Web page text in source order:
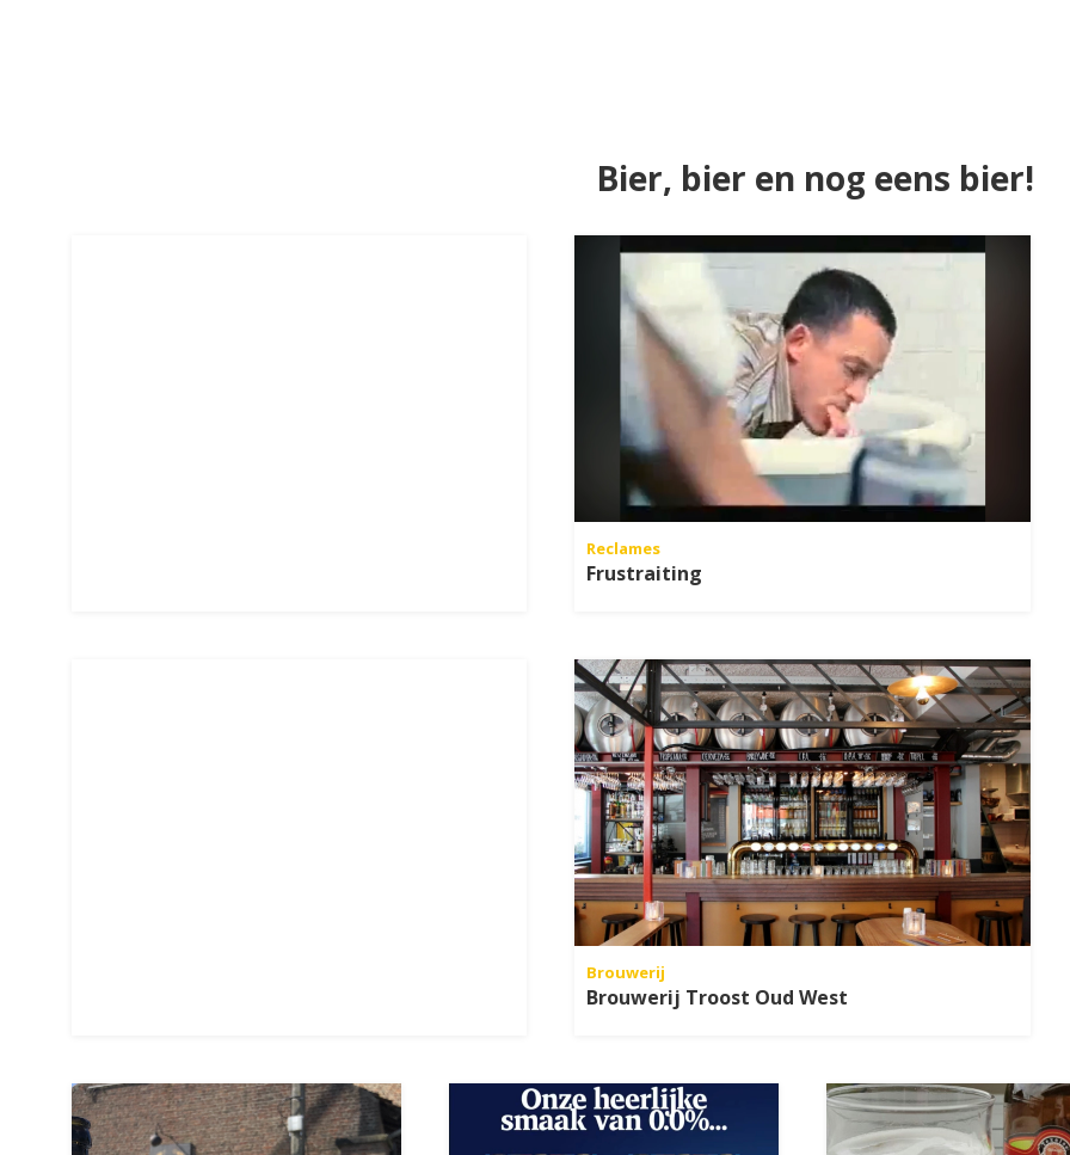
Bier, bier en nog eens bier!
Reclames
Frustraiting
Brouwerij
Brouwerij Troost Oud West